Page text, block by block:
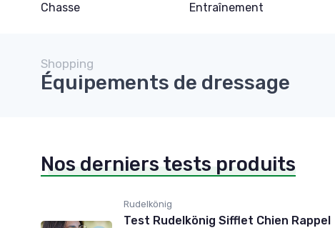
Chasse
Entraînement
Shopping
Équipements de dressage
Nos derniers tests produits
Rudelkönig
Test Rudelkönig Sifflet Chien Rappel